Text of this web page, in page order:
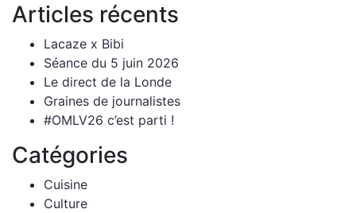
Articles récents
Lacaze x Bibi
Séance du 5 juin 2026
Le direct de la Londe
Graines de journalistes
#OMLV26 c’est parti !
Catégories
Cuisine
Culture